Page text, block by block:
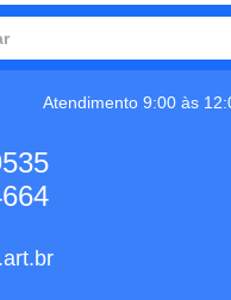
Atendimento 9:00 às